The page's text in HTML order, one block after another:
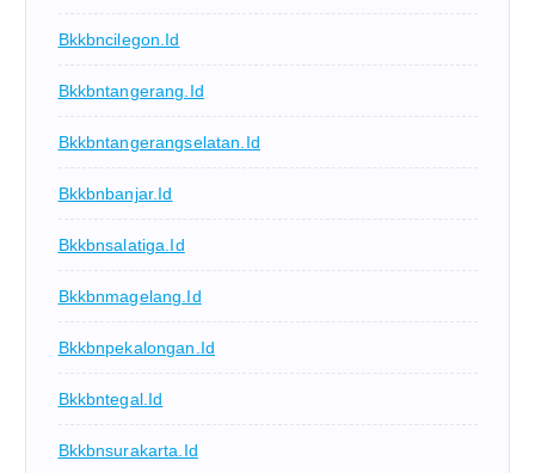
Bkkbncilegon.id
Bkkbntangerang.id
Bkkbntangerangselatan.id
Bkkbnbanjar.id
Bkkbnsalatiga.id
Bkkbnmagelang.id
Bkkbnpekalongan.id
Bkkbntegal.id
Bkkbnsurakarta.id